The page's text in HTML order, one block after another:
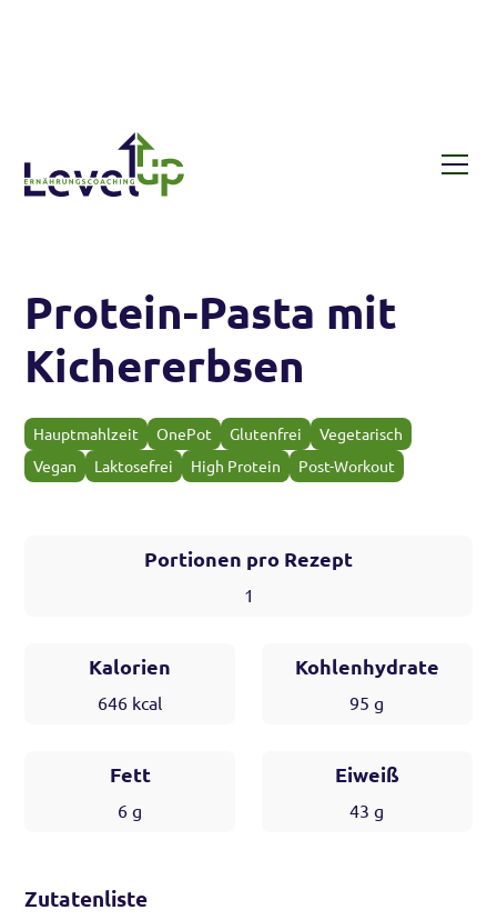
Protein-Pasta mit
Kichererbsen
Hauptmahlzeit OnePot Glutenfrei
Vegetarisch
Vegan
Laktosefrei High Protein Post-Workout
Portionen pro Rezept
1
Kalorien
646 kcal
Kohlenhydrate
95 g
Fett
6 g
Eiweiß
43 g
Zutatenliste